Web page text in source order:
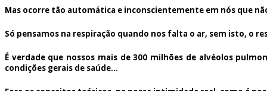
Mas ocorre tão automática e inconscientemente em nós que
Só pensamos na respiração quando nos falta o ar, sem isto, o
É verdade que nossos mais de 300 milhões de alvéolos
condições gerais de saúde...